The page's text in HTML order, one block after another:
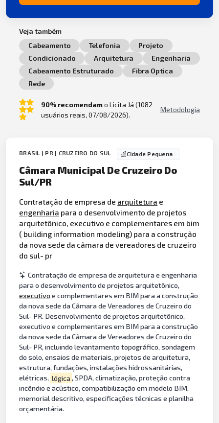
Veja também
Cabeamento
Telefonia
Projeto
Condicionado
Arquitetura
Engenharia
Cabeamento Estruturado
Fibra Optica
Rede
90% recomendamo Licita Já (1082
usuários reais, 07/08/2026).
Metodologia
BRASIL | PR | CRUZEIRO DO SUL Cidade Pequena
Câmara Municipal De Cruzeiro Do
Sul/PR
Contratação de empresa de arquitetura e
engenharia para o desenvolvimento de projetos
arquitetônico, executivo e complementares em bim
( building information modeling) para a construção
da nova sede da câmara de vereadores de cruzeiro
do sul- pr
Contratação de empresa de arquitetura e engenharia
para o desenvolvimento de projetos arquitetônico,
executivoe complementares em BIM para a construção
da nova sede da Câmara de Vereadores de Cruzeiro do
Sul- PR. Desenvolvimento de projetos arquitetônico,
executivo e complementares em BIM para a construção
da nova sede da Câmara de Vereadores de Cruzeiro do
Sul- PR, incluindo levantamento topográfico, sondagem
do solo, ensaios de materiais, projetos de arquitetura,
estrutura, fundações, instalações hidrossanitárias,
elétricas, lógica, SPDA, climatização, proteção contra
incêndio e acústico, compatibilização em modelo BIM,
memorial descritivo, especificações técnicas e planilha
orçamentária.